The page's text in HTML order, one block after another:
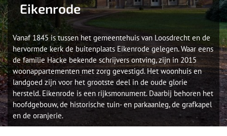
Eikenrode
Vanaf 1845 is tussen het gemeentehuis van Loosdrecht en de
hervormde kerk de buitenplaats Eikenrode gelegen. Waar eens
de familie Hacke bekende schrijvers ontving, zijn in 2015
woonappartementen met zorg gevestigd. Het woonhuis en
landgoed zijn voor het grootste deel in de oude glorie
hersteld. Eikenrode is een rijksmonument. Daarbij behoren het
hoofdgebouw, de historische tuin- en parkaanleg, de grafkapel
en de oranjerie.